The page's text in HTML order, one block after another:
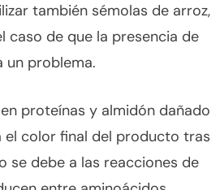
también sémolas de arroz,
caso de que la presencia de
un problema.
proteínas y almidón dañado
el color final del producto tras
se debe a las reacciones de